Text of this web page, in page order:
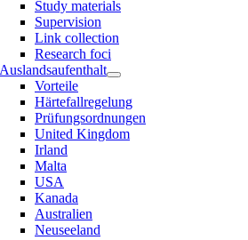
Study materials
Supervision
Link collection
Research foci
Auslandsaufenthalt
Vorteile
Härtefallregelung
Prüfungsordnungen
United Kingdom
Irland
Malta
USA
Kanada
Australien
Neuseeland